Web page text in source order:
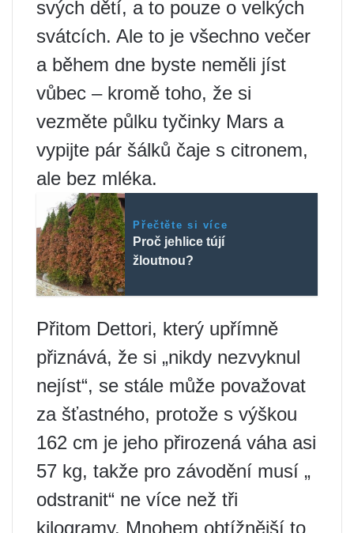
svých dětí, a to pouze o velkých
svátcích. Ale to je všechno večer
a během dne byste neměli jíst
vůbec – kromě toho, že si
vezměte půlku tyčinky Mars a
vypijte pár šálků čaje s citronem,
ale bez mléka.
Přečtěte si více
Proč jehlice tújí
žloutnou?
Přitom Dettori, který upřímně
přiznává, že si „nikdy nezvyknul
nejíst“, se stále může považovat
za šťastného, ​​protože s výškou
162 cm je jeho přirozená váha asi
57 kg, takže pro závodění musí „
odstranit“ ne více než tři
kilogramy. Mnohem obtížnější to